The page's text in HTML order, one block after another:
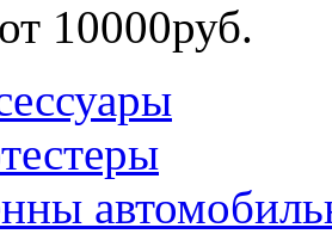
10000руб.